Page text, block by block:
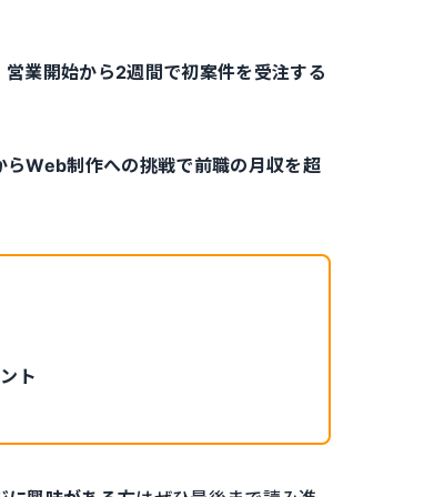
営業開始から2週間で初案件を受注する
Web制作への挑戦で前職の月収を超
ト